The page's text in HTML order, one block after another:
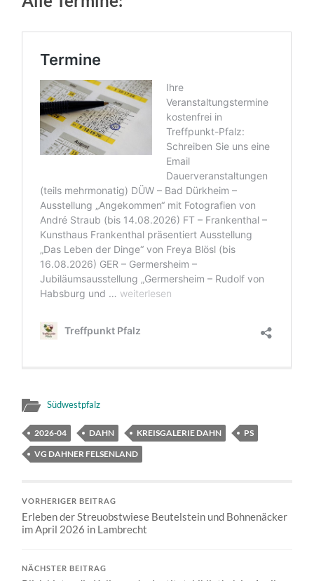
Südwestpfalz
2026-04 DAHN KREISGALERIE DAHN
PS
VG DAHNER FELSENLAND
VORHERIGER BEITRAG
Erleben der Streuobstwiese Beutelstein und Bohnenäcker
im April 2026 in Lambrecht
NÄCHSTER BEITRAG